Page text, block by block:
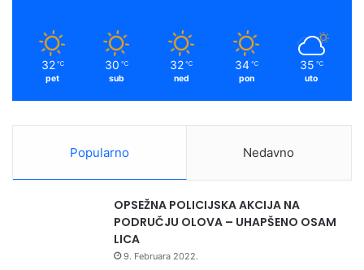
32 ℃
pet
30 ℃
sub
32 ℃
ned
34 ℃
pon
35 ℃
uto
Popularno Nedavno
OPSEŽNA POLICIJSKA AKCIJA NA
PODRUČJU OLOVA – UHAPŠENO OSAM
LICA
9. Februara 2022.